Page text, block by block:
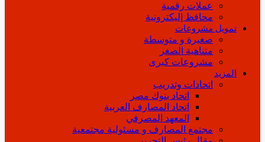
عملات رقمية
محافظ إليكترونية
تمويل مشروعات
صغيرة و متوسطة
متناهية الصغر
مشروعات كبرى
المزيد
اتحادات وتدريب
اتحاد بنوك مصر
اتحاد المصارف العربية
المعهد المصرفي
مجتمع المصارف و مسئولية مجتمعية